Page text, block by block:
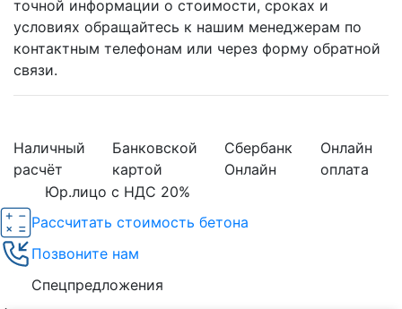
точной информации о стоимости, сроках и
условиях обращайтесь к нашим менеджерам по
контактным телефонам или через форму обратной
связи.
Наличный
расчёт
Банковской
картой
Сбербанк
Онлайн
Онлайн
оплата
Юр.лицо с НДС 20%
Рассчитать стоимость бетона
Позвоните нам
Спецпредложения